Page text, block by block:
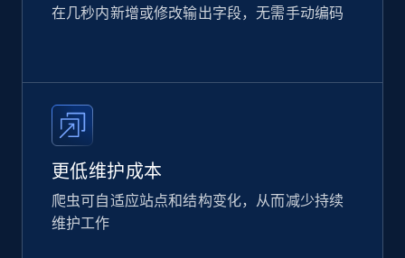
在几秒内新增或修改输出字段，无需手动编码
更低维护成本
爬虫可自适应站点和结构变化，从而减少持续
维护工作